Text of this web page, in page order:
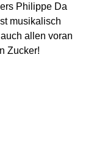
Philippe Da
musikalisch
allen voran
Zucker!